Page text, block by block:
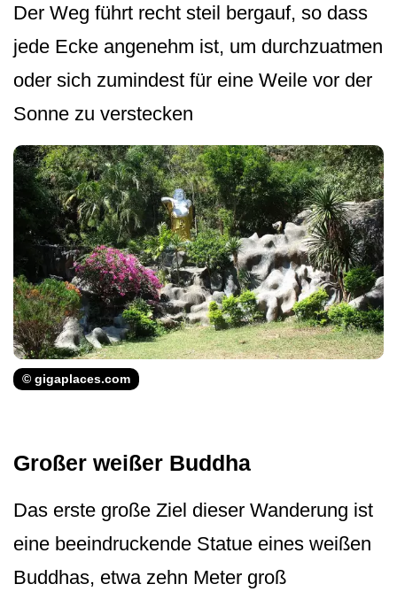
Der Weg führt recht steil bergauf, so dass
jede Ecke angenehm ist, um durchzuatmen
oder sich zumindest für eine Weile vor der
Sonne zu verstecken
© gigaplaces.com
Großer weißer Buddha
Das erste große Ziel dieser Wanderung ist
eine beeindruckende Statue eines weißen
Buddhas, etwa zehn Meter groß